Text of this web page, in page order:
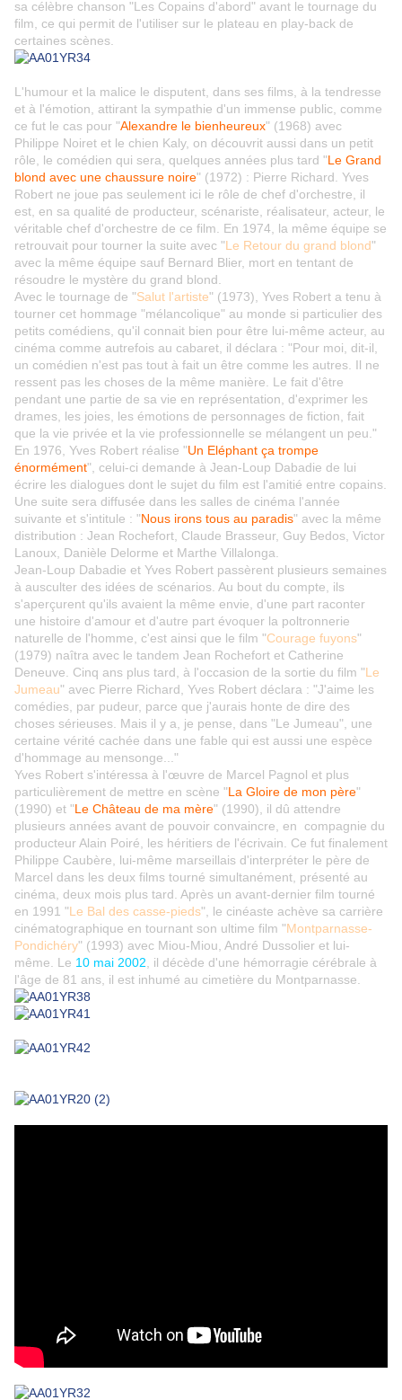
sa célèbre chanson "Les Copains d'abord" avant le tournage du
film, ce qui permit de l'utiliser sur le plateau en play-back de
certaines scènes.
L'humour et la malice le disputent, dans ses films, à la tendresse
et à l'émotion, attirant la sympathie d'un immense public, comme
ce fut le cas pour "Alexandre le bienheureux" (1968) avec
Philippe Noiret et le chien Kaly, on découvrit aussi dans un petit
rôle, le comédien qui sera, quelques années plus tard "Le Grand
blond avec une chaussure noire" (1972) : Pierre Richard. Yves
Robert ne joue pas seulement ici le rôle de chef d'orchestre, il
est, en sa qualité de producteur, scénariste, réalisateur, acteur, le
véritable chef d'orchestre de ce film. En 1974, la même équipe se
retrouvait pour tourner la suite avec "Le Retour du grand blond"
avec la même équipe sauf Bernard Blier, mort en tentant de
résoudre le mystère du grand blond.
Avec le tournage de "Salut l'artiste" (1973), Yves Robert a tenu à
tourner cet hommage "mélancolique" au monde si particulier des
petits comédiens, qu'il connait bien pour être lui-même acteur, au
cinéma comme autrefois au cabaret, il déclara : "Pour moi, dit-il,
un comédien n'est pas tout à fait un être comme les autres. Il ne
ressent pas les choses de la même manière. Le fait d'être
pendant une partie de sa vie en représentation, d'exprimer les
drames, les joies, les émotions de personnages de fiction, fait
que la vie privée et la vie professionnelle se mélangent un peu."
En 1976, Yves Robert réalise "Un Eléphant ça trompe
énormément", celui-ci demande à Jean-Loup Dabadie de lui
écrire les dialogues dont le sujet du film est l'amitié entre copains.
Une suite sera diffusée dans les salles de cinéma l'année
suivante et s'intitule : "Nous irons tous au paradis" avec la même
distribution : Jean Rochefort, Claude Brasseur, Guy Bedos, Victor
Lanoux, Danièle Delorme et Marthe Villalonga.
Jean-Loup Dabadie et Yves Robert passèrent plusieurs semaines
à ausculter des idées de scénarios. Au bout du compte, ils
s'aperçurent qu'ils avaient la même envie, d'une part raconter
une histoire d'amour et d'autre part évoquer la poltronnerie
naturelle de l'homme, c'est ainsi que le film "Courage fuyons"
(1979) naîtra avec le tandem Jean Rochefort et Catherine
Deneuve. Cinq ans plus tard, à l'occasion de la sortie du film "Le
Jumeau" avec Pierre Richard, Yves Robert déclara : "J'aime les
comédies, par pudeur, parce que j'aurais honte de dire des
choses sérieuses. Mais il y a, je pense, dans "Le Jumeau", une
certaine vérité cachée dans une fable qui est aussi une espèce
d'hommage au mensonge..."
Yves Robert s'intéressa à l'œuvre de Marcel Pagnol et plus
particulièrement de mettre en scène "La Gloire de mon père"
(1990) et "Le Château de ma mère" (1990), il dû attendre
plusieurs années avant de pouvoir convaincre, en compagnie du
producteur Alain Poiré, les héritiers de l'écrivain. Ce fut finalement
Philippe Caubère, lui-même marseillais d'interpréter le père de
Marcel dans les deux films tourné simultanément, présenté au
cinéma, deux mois plus tard. Après un avant-dernier film tourné
en 1991 "Le Bal des casse-pieds", le cinéaste achève sa carrière
cinématographique en tournant son ultime film "Montparnasse-
Pondichéry" (1993) avec Miou-Miou, André Dussolier et lui-
même. Le 10 mai 2002 , il décède d'une hémorragie cérébrale à
l'âge de 81 ans, il est inhumé au cimetière du Montparnasse.